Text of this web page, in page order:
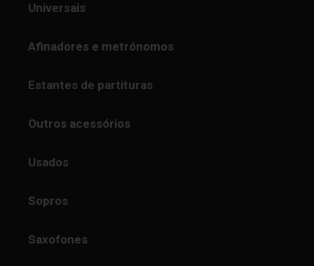
Universais
Afinadores e metrónomos
Estantes de partituras
Outros acessórios
Usados
Sopros
Saxofones